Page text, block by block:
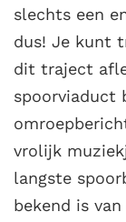
slechts een
dus! Je kunt
dit traject
spoorviaduct
vrolijk
langste
bekend is